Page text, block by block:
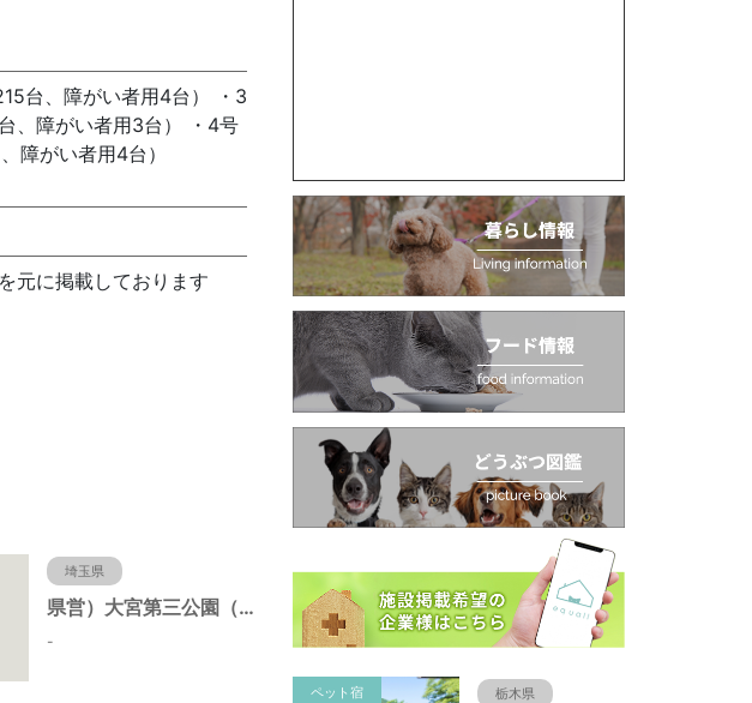
台、障がい者用4台） ・3
、障がい者用3台） ・4号
がい者用4台）
元に掲載しております
埼玉県
県営）大宮第三公園（埼玉県さいたま市）
-
ペット宿 栃木県